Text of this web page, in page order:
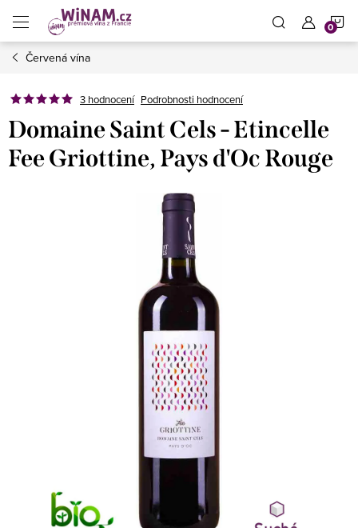
obsah
Červená vína
3 hodnocení Podrobnosti hodnocení
Domaine Saint Cels - Etincelle
Fee Griottine, Pays d'Oc Rouge